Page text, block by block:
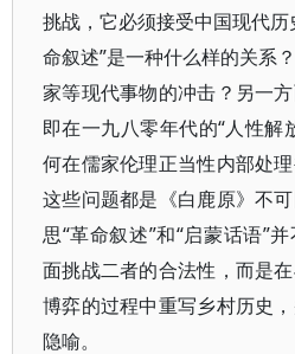
挑战，它必须接受中国现代
命叙述”是一种什么样的关系
家等现代事物的冲击？另一
即在一九八零年代的“人性解
何在儒家伦理正当性内部处
这些问题都是《白鹿原》不
思“革命叙述”和“启蒙话语”
面挑战二者的合法性，而是在
博弈的过程中重写乡村历史
隐喻。